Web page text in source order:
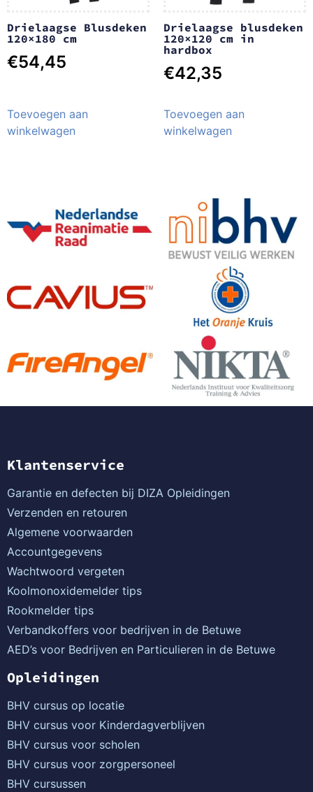
Drielaagse Blusdeken
120×180 cm
€54,45
Toevoegen aan
winkelwagen
Drielaagse blusdeken
120×120 cm in
hardbox
€42,35
Toevoegen aan
winkelwagen
Klantenservice
Garantie en defecten bij DIZA Opleidingen
Verzenden en retouren
Algemene voorwaarden
Accountgegevens
Wachtwoord vergeten
Koolmonoxidemelder tips
Rookmelder tips
Verbandkoffers voor bedrijven in de Betuwe
AED’s voor Bedrijven en Particulieren in de Betuwe
Opleidingen
BHV cursus op locatie
BHV cursus voor Kinderdagverblijven
BHV cursus voor scholen
BHV cursus voor zorgpersoneel
BHV cursussen